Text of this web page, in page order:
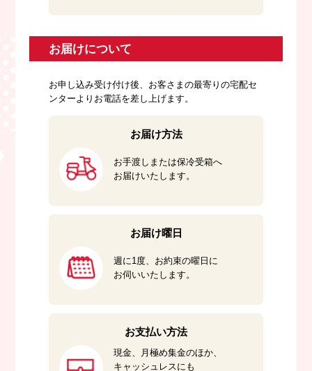
お届けについて
お申し込み受け付け後、お客さまの最寄りの宅配セ
ンターよりお電話を差し上げます。
お届け方法
お手渡しまたは保冷受箱へ
お届けいたします。
お届け曜日
週に1度、お約束の曜日に
お伺いいたします。
お支払い方法
現金、月極め集金のほか、
キャッシュレスにも